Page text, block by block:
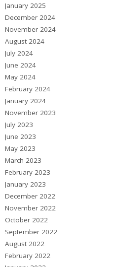
January 2025
December 2024
November 2024
August 2024
July 2024
June 2024
May 2024
February 2024
January 2024
November 2023
July 2023
June 2023
May 2023
March 2023
February 2023
January 2023
December 2022
November 2022
October 2022
September 2022
August 2022
February 2022